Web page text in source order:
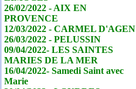
26/02/2022 - AIX EN
PROVENCE
12/03/2022 - CARMEL D'AGEN
26/03/2022 - PELUSSIN
09/04/2022- LES SAINTES
MARIES DE LA MER
16/04/2022- Samedi Saint avec
Marie